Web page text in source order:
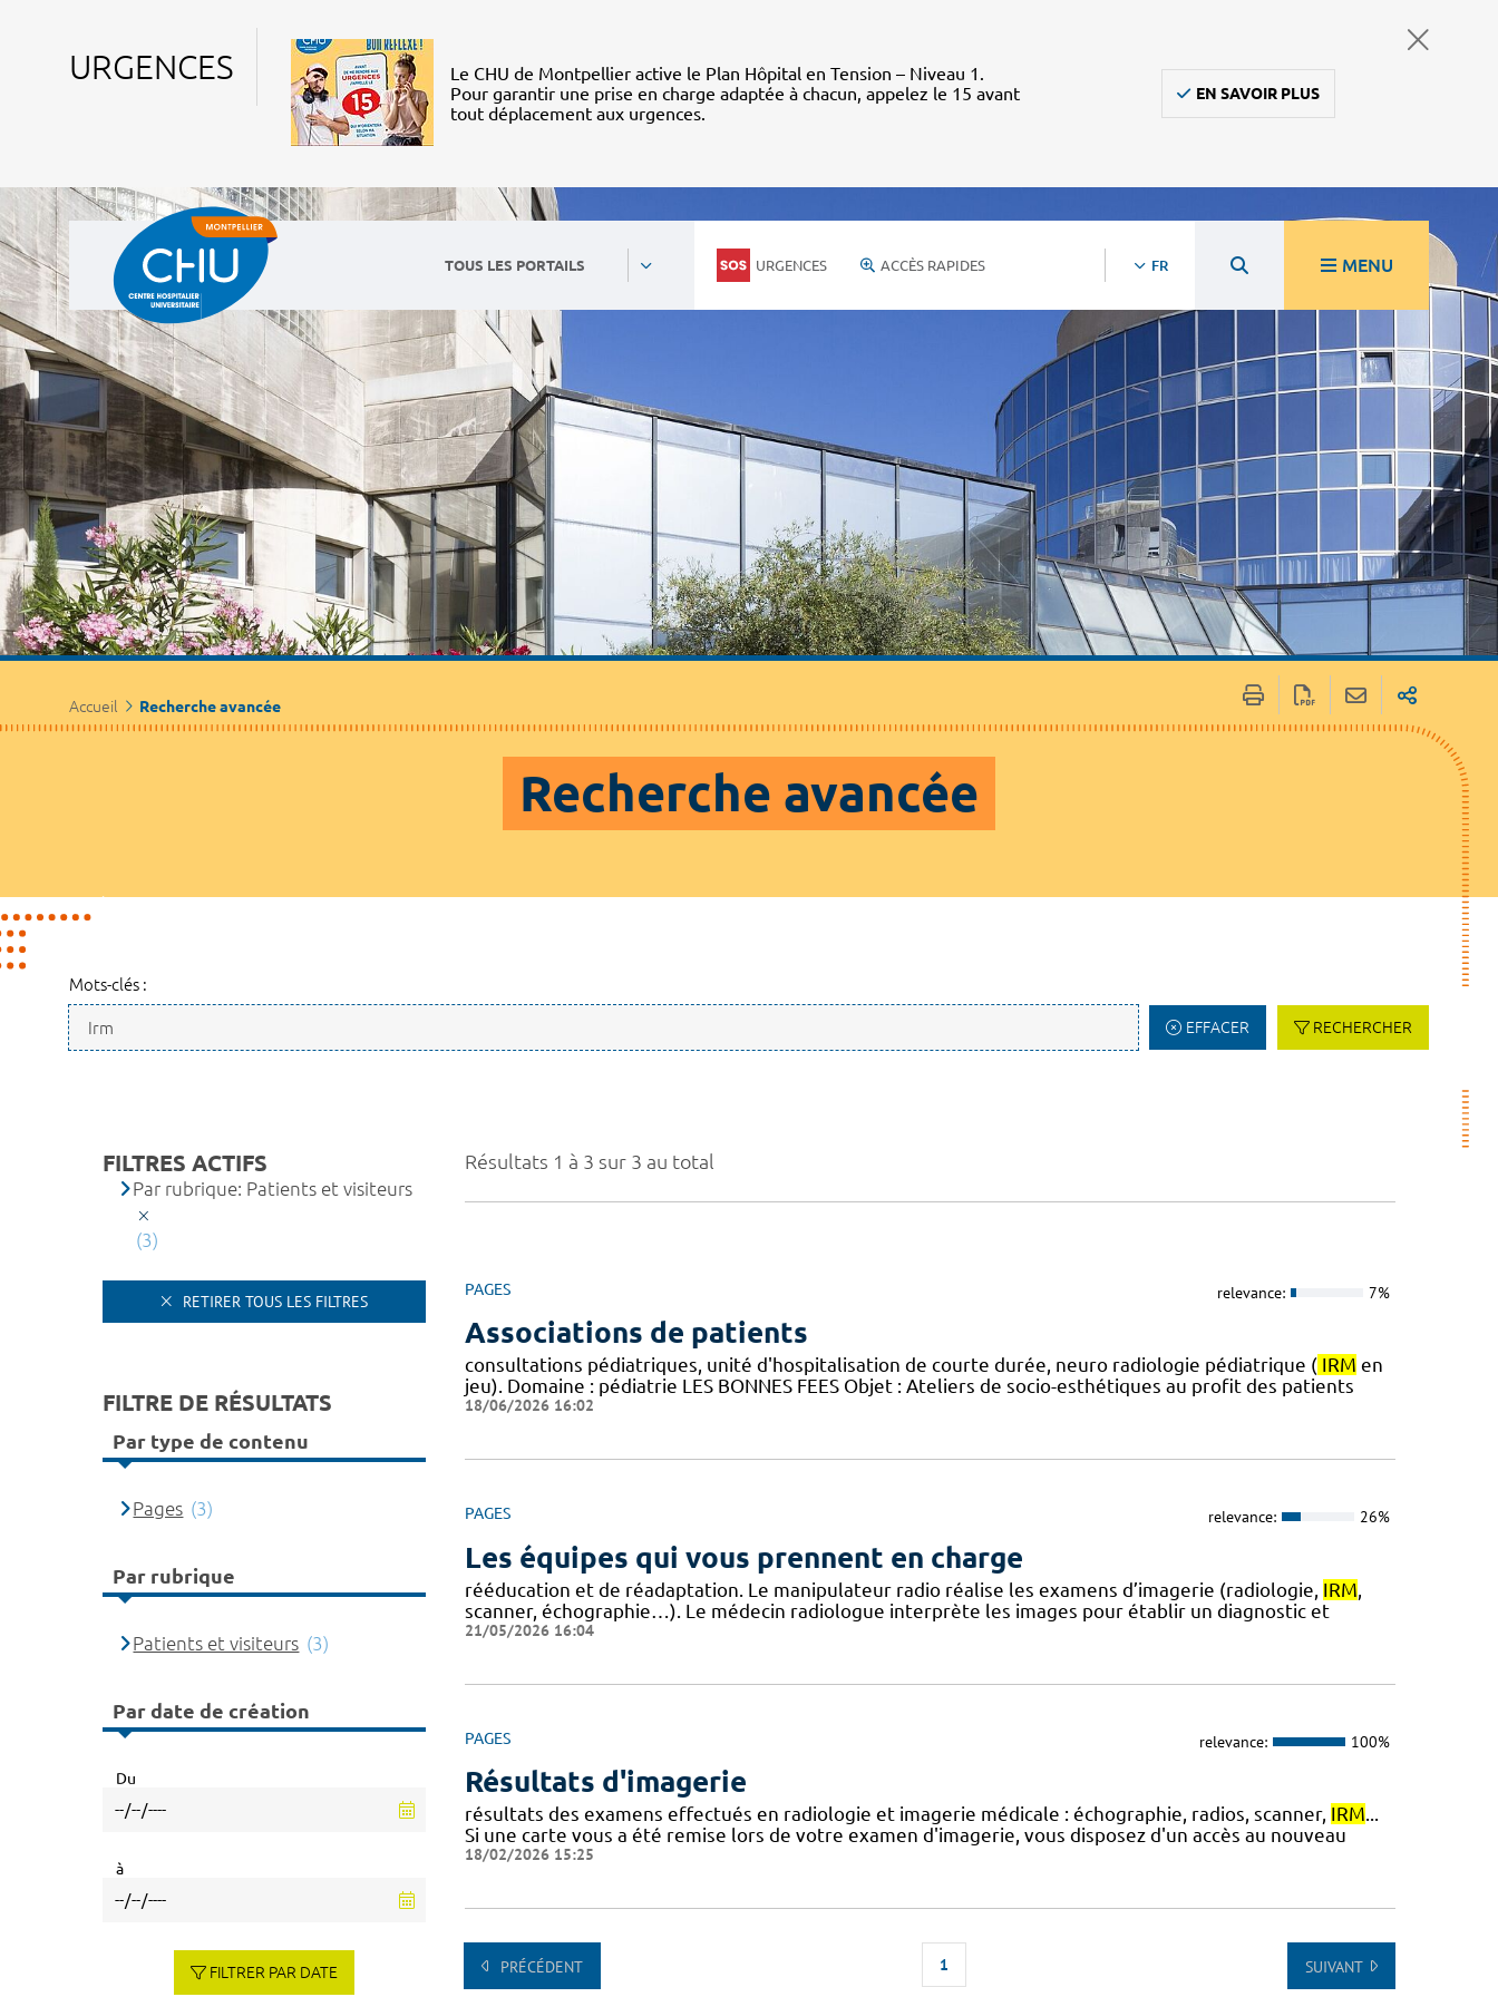
URGENCES
Le CHU de Montpellier active le Plan Hôpital en Tension – Niveau 1.
Pour garantir une prise en charge adaptée à chacun, appelez le 15 avant
tout déplacement aux urgences.
EN SAVOIR PLUS
TOUS LES PORTAILS URGENCES ACCÈS RAPIDES FR MENU
Accueil Recherche avancée
Recherche avancée
Mots-clés :
EFFACER RECHERCHER
Résultats 1 à 3 sur 3 au total
PAGES relevance: 7%
Associations de patients
consultations pédiatriques, unité d'hospitalisation de courte durée, neuro radiologie pédiatrique ( IRM en
jeu). Domaine : pédiatrie LES BONNES FEES Objet : Ateliers de socio-esthétiques au profit des patients
18/06/2026 16:02
PAGES relevance: 26%
Les équipes qui vous prennent en charge
rééducation et de réadaptation. Le manipulateur radio réalise les examens d’imagerie (radiologie, IRM,
scanner, échographie…). Le médecin radiologue interprète les images pour établir un diagnostic et
21/05/2026 16:04
PAGES relevance: 100%
Résultats d'imagerie
résultats des examens effectués en radiologie et imagerie médicale : échographie, radios, scanner, IRM...
Si une carte vous a été remise lors de votre examen d'imagerie, vous disposez d'un accès au nouveau
18/02/2026 15:25
PRÉCÉDENT 1 SUIVANT
FILTRES ACTIFS
Par rubrique: Patients et visiteurs
(3)
RETIRER TOUS LES FILTRES
FILTRE DE RÉSULTATS
Par type de contenu
Pages (3)
Par rubrique
Patients et visiteurs (3)
Par date de création
Du
à
FILTRER PAR DATE